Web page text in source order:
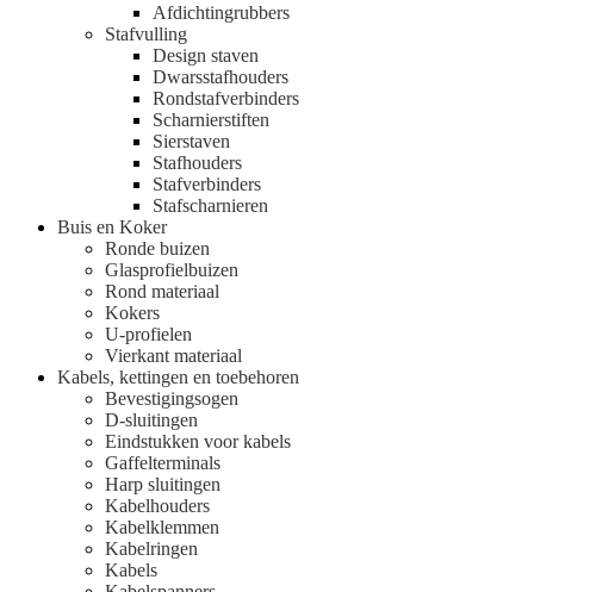
Afdichtingrubbers
Stafvulling
Design staven
Dwarsstafhouders
Rondstafverbinders
Scharnierstiften
Sierstaven
Stafhouders
Stafverbinders
Stafscharnieren
Buis en Koker
Ronde buizen
Glasprofielbuizen
Rond materiaal
Kokers
U-profielen
Vierkant materiaal
Kabels, kettingen en toebehoren
Bevestigingsogen
D-sluitingen
Eindstukken voor kabels
Gaffelterminals
Harp sluitingen
Kabelhouders
Kabelklemmen
Kabelringen
Kabels